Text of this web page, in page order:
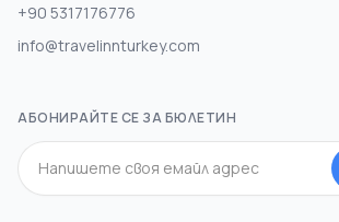
+90 5317176776
info@travelinnturkey.com
АБОНИРАЙТЕ СЕ ЗА БЮЛЕТИН